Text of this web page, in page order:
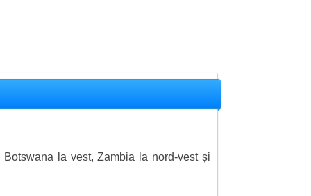
la vest, Zambia la nord-vest și